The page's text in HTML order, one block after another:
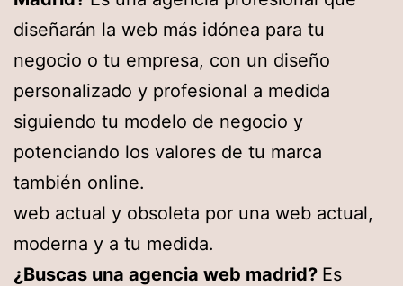
diseñarán la web más idónea para tu
negocio o tu empresa, con un diseño
personalizado y profesional a medida
siguiendo tu modelo de negocio y
potenciando los valores de tu marca
también online.
web actual y obsoleta por una web actual,
moderna y a tu medida.
¿Buscas una agencia web madrid? Es